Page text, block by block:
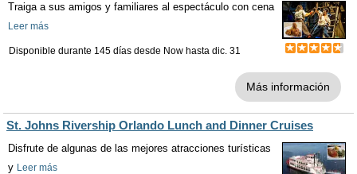
Traiga a sus amigos y familiares al espectáculo con cena
Leer más
Disponible durante 145 días desde Now hasta dic. 31
Más información
St. Johns Rivership Orlando Lunch and Dinner Cruises
Disfrute de algunas de las mejores atracciones turísticas
y Leer más